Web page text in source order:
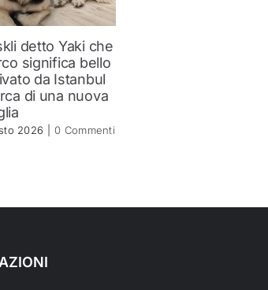
detto Yaki che
significa bello
da Istanbul
di una nuova
2026 0 Commenti